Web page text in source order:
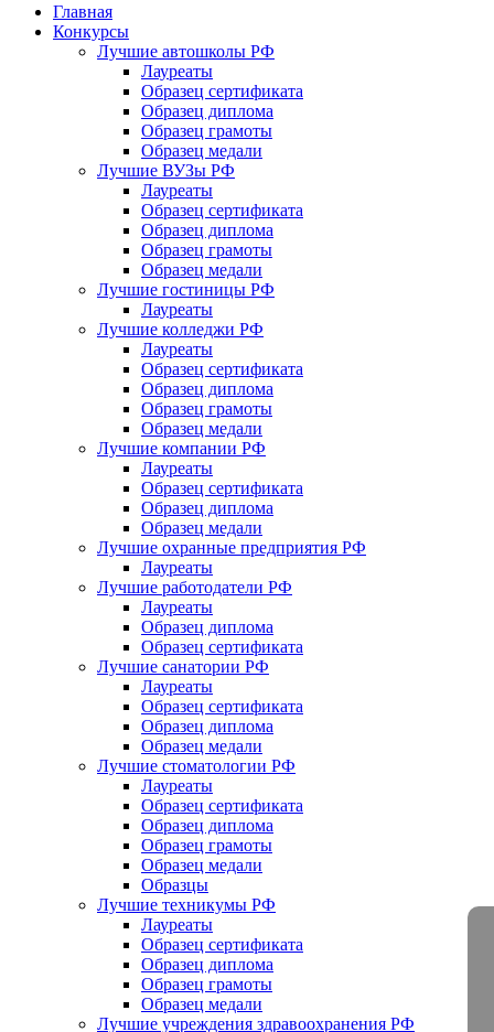
Главная
Конкурсы
Лучшие автошколы РФ
Лауреаты
Образец сертификата
Образец диплома
Образец грамоты
Образец медали
Лучшие ВУЗы РФ
Лауреаты
Образец сертификата
Образец диплома
Образец грамоты
Образец медали
Лучшие гостиницы РФ
Лауреаты
Лучшие колледжи РФ
Лауреаты
Образец сертификата
Образец диплома
Образец грамоты
Образец медали
Лучшие компании РФ
Лауреаты
Образец сертификата
Образец диплома
Образец медали
Лучшие охранные предприятия РФ
Лауреаты
Лучшие работодатели РФ
Лауреаты
Образец диплома
Образец сертификата
Лучшие санатории РФ
Лауреаты
Образец сертификата
Образец диплома
Образец медали
Лучшие стоматологии РФ
Лауреаты
Образец сертификата
Образец диплома
Образец грамоты
Образец медали
Образцы
Лучшие техникумы РФ
Лауреаты
Образец сертификата
Образец диплома
Образец грамоты
Образец медали
Лучшие учреждения здравоохранения РФ